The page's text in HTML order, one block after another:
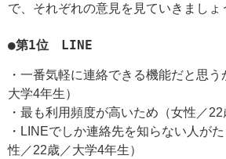
で、それぞれの意見を見ていきましょ
●第1位 LINE
・一番気軽に連絡できる機能だと思
大学4年生）
・最も利用頻度が高いため（女性／22
・LINEでしか連絡先を知らない人が
性／22歳／大学4年生）